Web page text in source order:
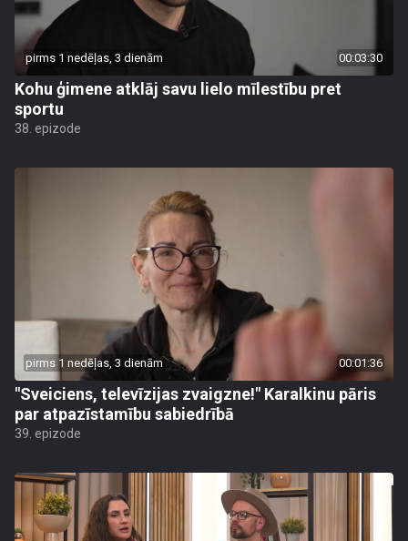
pirms 1 nedēļas, 3 dienām 00:03:30
Kohu ģimene atklāj savu lielo mīlestību pret
sportu
38. epizode
pirms 1 nedēļas, 3 dienām 00:01:36
"Sveiciens, televīzijas zvaigzne!" Karalkinu pāris
par atpazīstamību sabiedrībā
39. epizode